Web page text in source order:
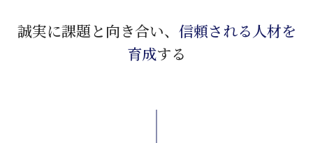
誠実に課題と向き合い、 信頼される人材を
育成する